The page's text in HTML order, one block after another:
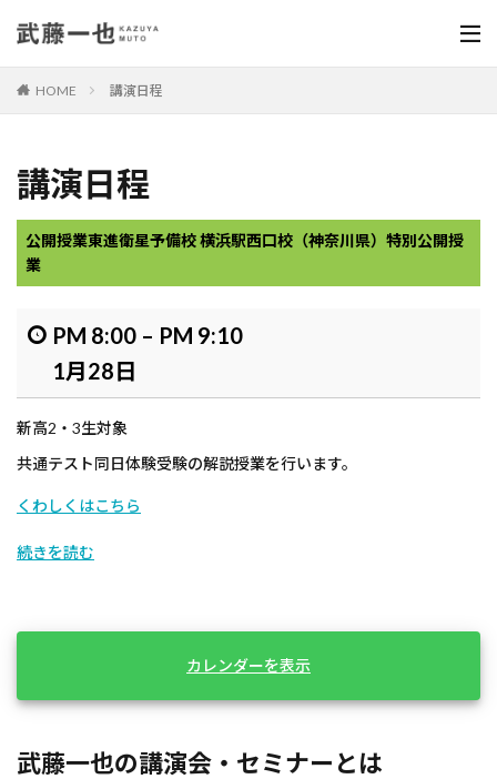
HOME 講演日程
講演日程
公開授業東進衛星予備校 横浜駅西口校（神奈川県）特別公開授
業
PM 8:00 – PM 9:10
1月28日
新高2・3生対象
共通テスト同日体験受験の解説授業を行います。
くわしくはこちら
続きを読む
カレンダーを表示
武藤一也の講演会・セミナーとは